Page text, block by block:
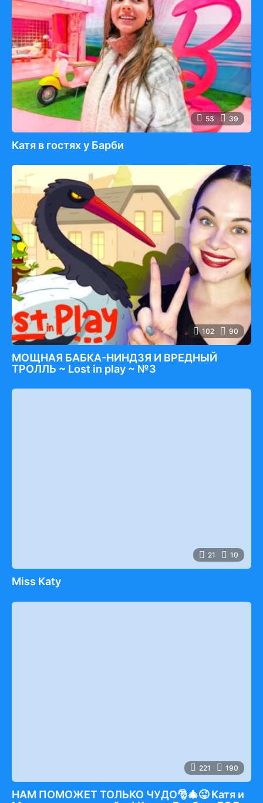
53 39
Катя в гостях у Барби
102 90
МОЩНАЯ БАБКА-НИНДЗЯ И ВРЕДНЫЙ
ТРОЛЛЬ ~ Lost in play ~ №3
21 10
Miss Katy
221 190
НАМ ПОМОЖЕТ ТОЛЬКО ЧУДО🎅🎄😜 Катя и